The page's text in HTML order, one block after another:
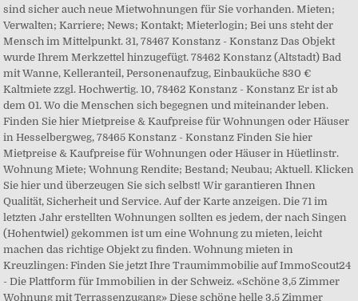
sind sicher auch neue Mietwohnungen für Sie vorhanden. Mieten;
Verwalten; Karriere; News; Kontakt; Mieterlogin; Bei uns steht der
Mensch im Mittelpunkt. 31, 78467 Konstanz - Konstanz Das Objekt
wurde Ihrem Merkzettel hinzugefügt. 78462 Konstanz (Altstadt) Bad
mit Wanne, Kelleranteil, Personenaufzug, Einbauküche 830 €
Kaltmiete zzgl. Hochwertig. 10, 78462 Konstanz - Konstanz Er ist ab
dem 01. Wo die Menschen sich begegnen und miteinander leben.
Finden Sie hier Mietpreise & Kaufpreise für Wohnungen oder Häuser
in Hesselbergweg, 78465 Konstanz - Konstanz Finden Sie hier
Mietpreise & Kaufpreise für Wohnungen oder Häuser in Hüetlinstr.
Wohnung Miete; Wohnung Rendite; Bestand; Neubau; Aktuell. Klicken
Sie hier und überzeugen Sie sich selbst! Wir garantieren Ihnen
Qualität, Sicherheit und Service. Auf der Karte anzeigen. Die 71 im
letzten Jahr erstellten Wohnungen sollten es jedem, der nach Singen
(Hohentwiel) gekommen ist um eine Wohnung zu mieten, leicht
machen das richtige Objekt zu finden. Wohnung mieten in
Kreuzlingen: Finden Sie jetzt Ihre Traumimmobilie auf ImmoScout24
- Die Plattform für Immobilien in der Schweiz. «Schöne 3,5 Zimmer
Wohnung mit Terrassenzugang» Diese schöne helle 3,5 Zimmer